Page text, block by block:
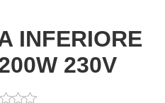
INFERIORE
230V